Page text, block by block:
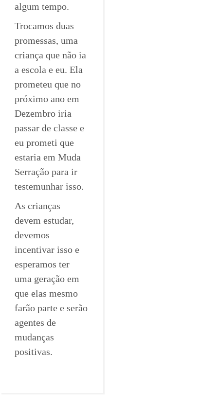
algum tempo.
Trocamos duas
promessas, uma
criança que não ia
a escola e eu. Ela
prometeu que no
próximo ano em
Dezembro iria
passar de classe e
eu prometi que
estaria em Muda
Serração para ir
testemunhar isso.
As crianças
devem estudar,
devemos
incentivar isso e
esperamos ter
uma geração em
que elas mesmo
farão parte e serão
agentes de
mudanças
positivas.